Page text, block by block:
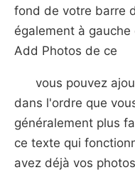
fond de votre barre
également à
Add Photos de ce
vous pouvez
dans l'ordre que
généralement plus
ce texte qui
avez déjà vos